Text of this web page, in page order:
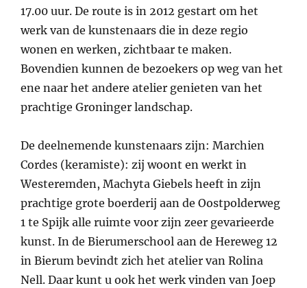
17.00 uur. De route is in 2012 gestart om het
werk van de kunstenaars die in deze regio
wonen en werken, zichtbaar te maken.
Bovendien kunnen de bezoekers op weg van het
ene naar het andere atelier genieten van het
prachtige Groninger landschap.
De deelnemende kunstenaars zijn: Marchien
Cordes (keramiste): zij woont en werkt in
Westeremden, Machyta Giebels heeft in zijn
prachtige grote boerderij aan de Oostpolderweg
1 te Spijk alle ruimte voor zijn zeer gevarieerde
kunst. In de Bierumerschool aan de Hereweg 12
in Bierum bevindt zich het atelier van Rolina
Nell. Daar kunt u ook het werk vinden van Joep